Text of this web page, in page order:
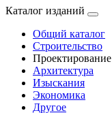
Каталог изданий
Общий каталог
Строительство
Проектирование
Архитектура
Изыскания
Экономика
Другое